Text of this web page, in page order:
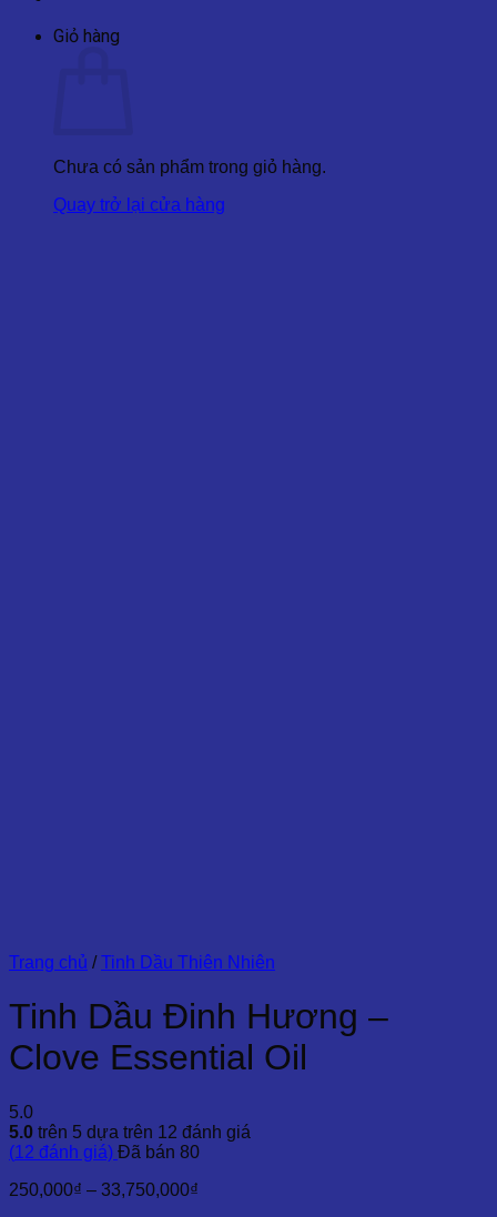
Giỏ hàng
Chưa có sản phẩm trong giỏ hàng.
Quay trở lại cửa hàng
Trang chủ / Tinh Dầu Thiên Nhiên
Tinh Dầu Đinh Hương –
Clove Essential Oil
5.0
5.0 trên 5 dựa trên 12 đánh giá
(12 đánh giá) Đã bán 80
250,000₫ – 33,750,000₫